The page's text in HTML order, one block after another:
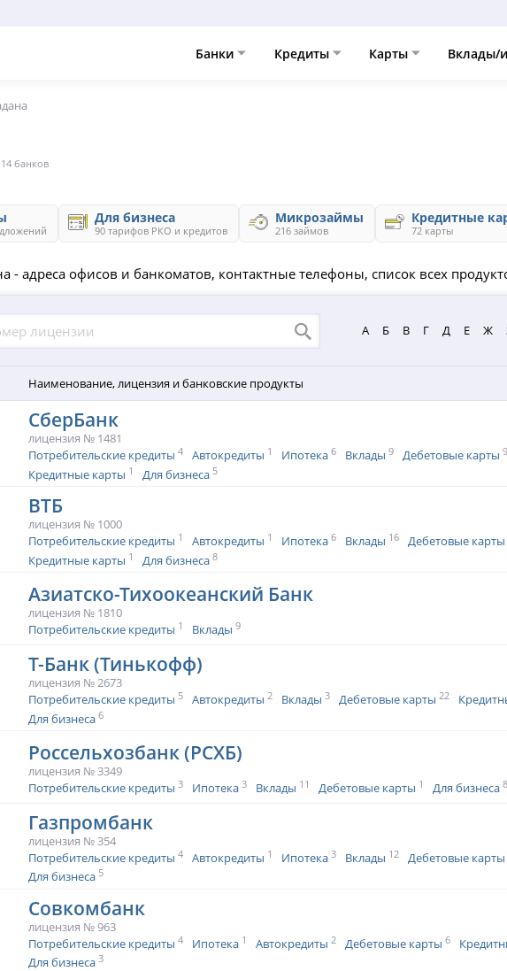
Банки Кредиты Карты Вклады/
14 банков
Для бизнеса
90 тарифов РКО и кредитов
Микрозаймы
216 займов
Кредитные
72 карты
- адреса офисов и банкоматов, контактные телефоны, список всех
А Б В Г Д Е Ж
Наименование, лицензия и банковские продукты
СберБанк
лицензия № 1481
Потребительские кредиты 4 Автокредиты 1 Ипотека 6 Вклады 9 Дебетовые карты 9
Кредитные карты 1 Для бизнеса 5
ВТБ
лицензия № 1000
Потребительские кредиты 1 Автокредиты 1 Ипотека 6 Вклады 16 Дебетовые карты
Кредитные карты 1 Для бизнеса 8
Азиатско-Тихоокеанский Банк
лицензия № 1810
Потребительские кредиты 1 Вклады 9
Т-Банк (Тинькофф)
лицензия № 2673
Потребительские кредиты 5 Автокредиты 2 Вклады 3 Дебетовые карты 22
Для бизнеса 6
Россельхозбанк (РСХБ)
лицензия № 3349
Потребительские кредиты 3 Ипотека 3 Вклады 11 Дебетовые карты 1 Для бизнеса 8
Газпромбанк
лицензия № 354
Потребительские кредиты 4 Автокредиты 1 Ипотека 3 Вклады 12 Дебетовые карты
Для бизнеса 5
Совкомбанк
лицензия № 963
Потребительские кредиты 4 Ипотека 1 Автокредиты 2 Дебетовые карты 6
Для бизнеса 3